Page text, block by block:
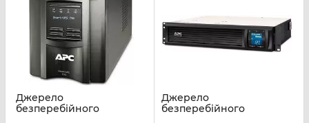
Джерело
безперебійного
Джерело
безперебійного